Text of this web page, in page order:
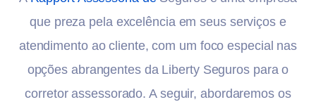
que preza pela excelência em seus serviços e
atendimento ao cliente, com um foco especial nas
opções abrangentes da Liberty Seguros para o
corretor assessorado. A seguir, abordaremos os